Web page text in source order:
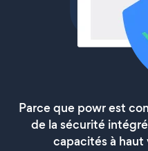
Parce que powr est
de la sécurité
capacités à